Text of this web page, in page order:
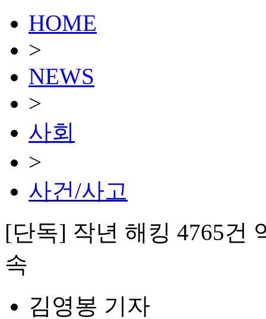
HOME
>
NEWS
>
사회
>
사건/사고
[단독] 작년 해킹 4765건
속
김영봉 기자